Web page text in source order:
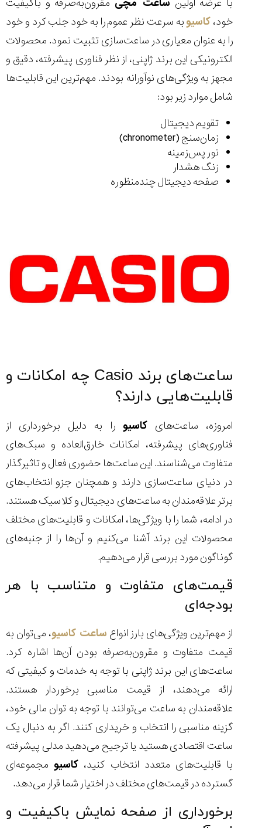
با عرضه اولین ساعت مچی مقرون‌به‌صرفه و باکیفیت
خود،کاسیوبه سرعت نظر عموم را به خود جلب کرد و خود
را به عنوان معیاری در ساعت‌سازی تثبیت نمود. محصولات
الکترونیکی این برند ژاپنی، از نظر فناوری پیشرفته، دقیق و
مجهز به ویژگی‌های نوآورانه بودند. مهم‌ترین این قابلیت‌ها
شامل موارد زیر بود:
تقویم دیجیتال
زمان‌سنج (chronometer)
نور پس‌زمینه
زنگ هشدار
صفحه دیجیتال چندمنظوره
ساعت‌های برند Casio چه امکانات و
قابلیت‌هایی دارند؟
امروزه، ساعت‌هایکاسیو را به دلیل برخورداری از
فناوری‌های پیشرفته، امکانات خارق‌العاده و سبک‌های
متفاوت می‌شناسند. این ساعت‌ها حضوری فعال و تاثیرگذار
در دنیای ساعت‌سازی دارند و همچنان جزو انتخاب‌های
برتر علاقه‌مندان به ساعت‌های دیجیتال و کلاسیک هستند.
در ادامه، شما را با ویژگی‌ها، امکانات و قابلیت‌های مختلف
محصولات این برند آشنا می‌کنیم و آن‌ها را از جنبه‌های
گوناگون مورد بررسی قرار می‌دهیم.
قیمت‌های متفاوت و متناسب با هر
بودجه‌ای
از مهم‌ترین ویژگی‌های بارز انواع ساعت کاسیو، می‌توان به
قیمت متفاوت و مقرون‌به‌صرفه بودن آن‌ها اشاره کرد.
ساعت‌های این برند ژاپنی با توجه به خدمات و کیفیتی که
ارائه می‌دهند، از قیمت مناسبی برخوردار هستند.
علاقه‌مندان به ساعت می‌توانند با توجه به توان مالی خود،
گزینه مناسبی را انتخاب و خریداری کنند. اگر به ‌دنبال یک
ساعت اقتصادی هستید یا ترجیح می‌دهید مدلی پیشرفته
با قابلیت‌های متعدد انتخاب کنید، کاسیو مجموعه‌ای
گسترده در قیمت‌های مختلف در اختیار شما قرار می‌دهد.
برخورداری از صفحه نمایش باکیفیت و